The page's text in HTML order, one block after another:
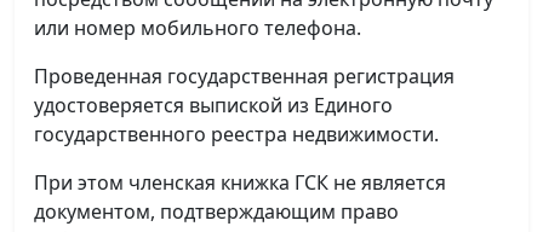
или номер мобильного телефона.
Проведенная государственная регистрация
удостоверяется выпиской из Единого
государственного реестра недвижимости.
При этом членская книжка ГСК не является
документом, подтверждающим право